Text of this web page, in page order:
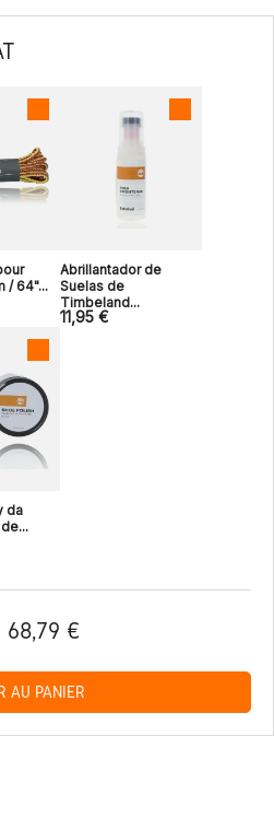
/ 64"...
Abrillantador de
Suelas de
Timbeland...
11,95 €
da
68,79 €
AU PANIER